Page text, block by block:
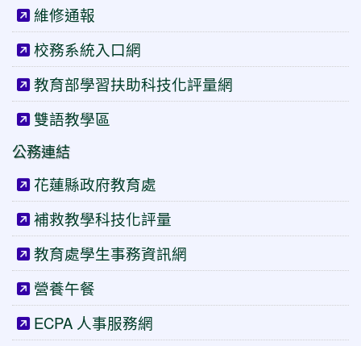
維修通報
校務系統入口網
教育部學習扶助科技化評量網
雙語教學區
公務連結
花蓮縣政府教育處
補救教學科技化評量
教育處學生事務資訊網
營養午餐
ECPA 人事服務網